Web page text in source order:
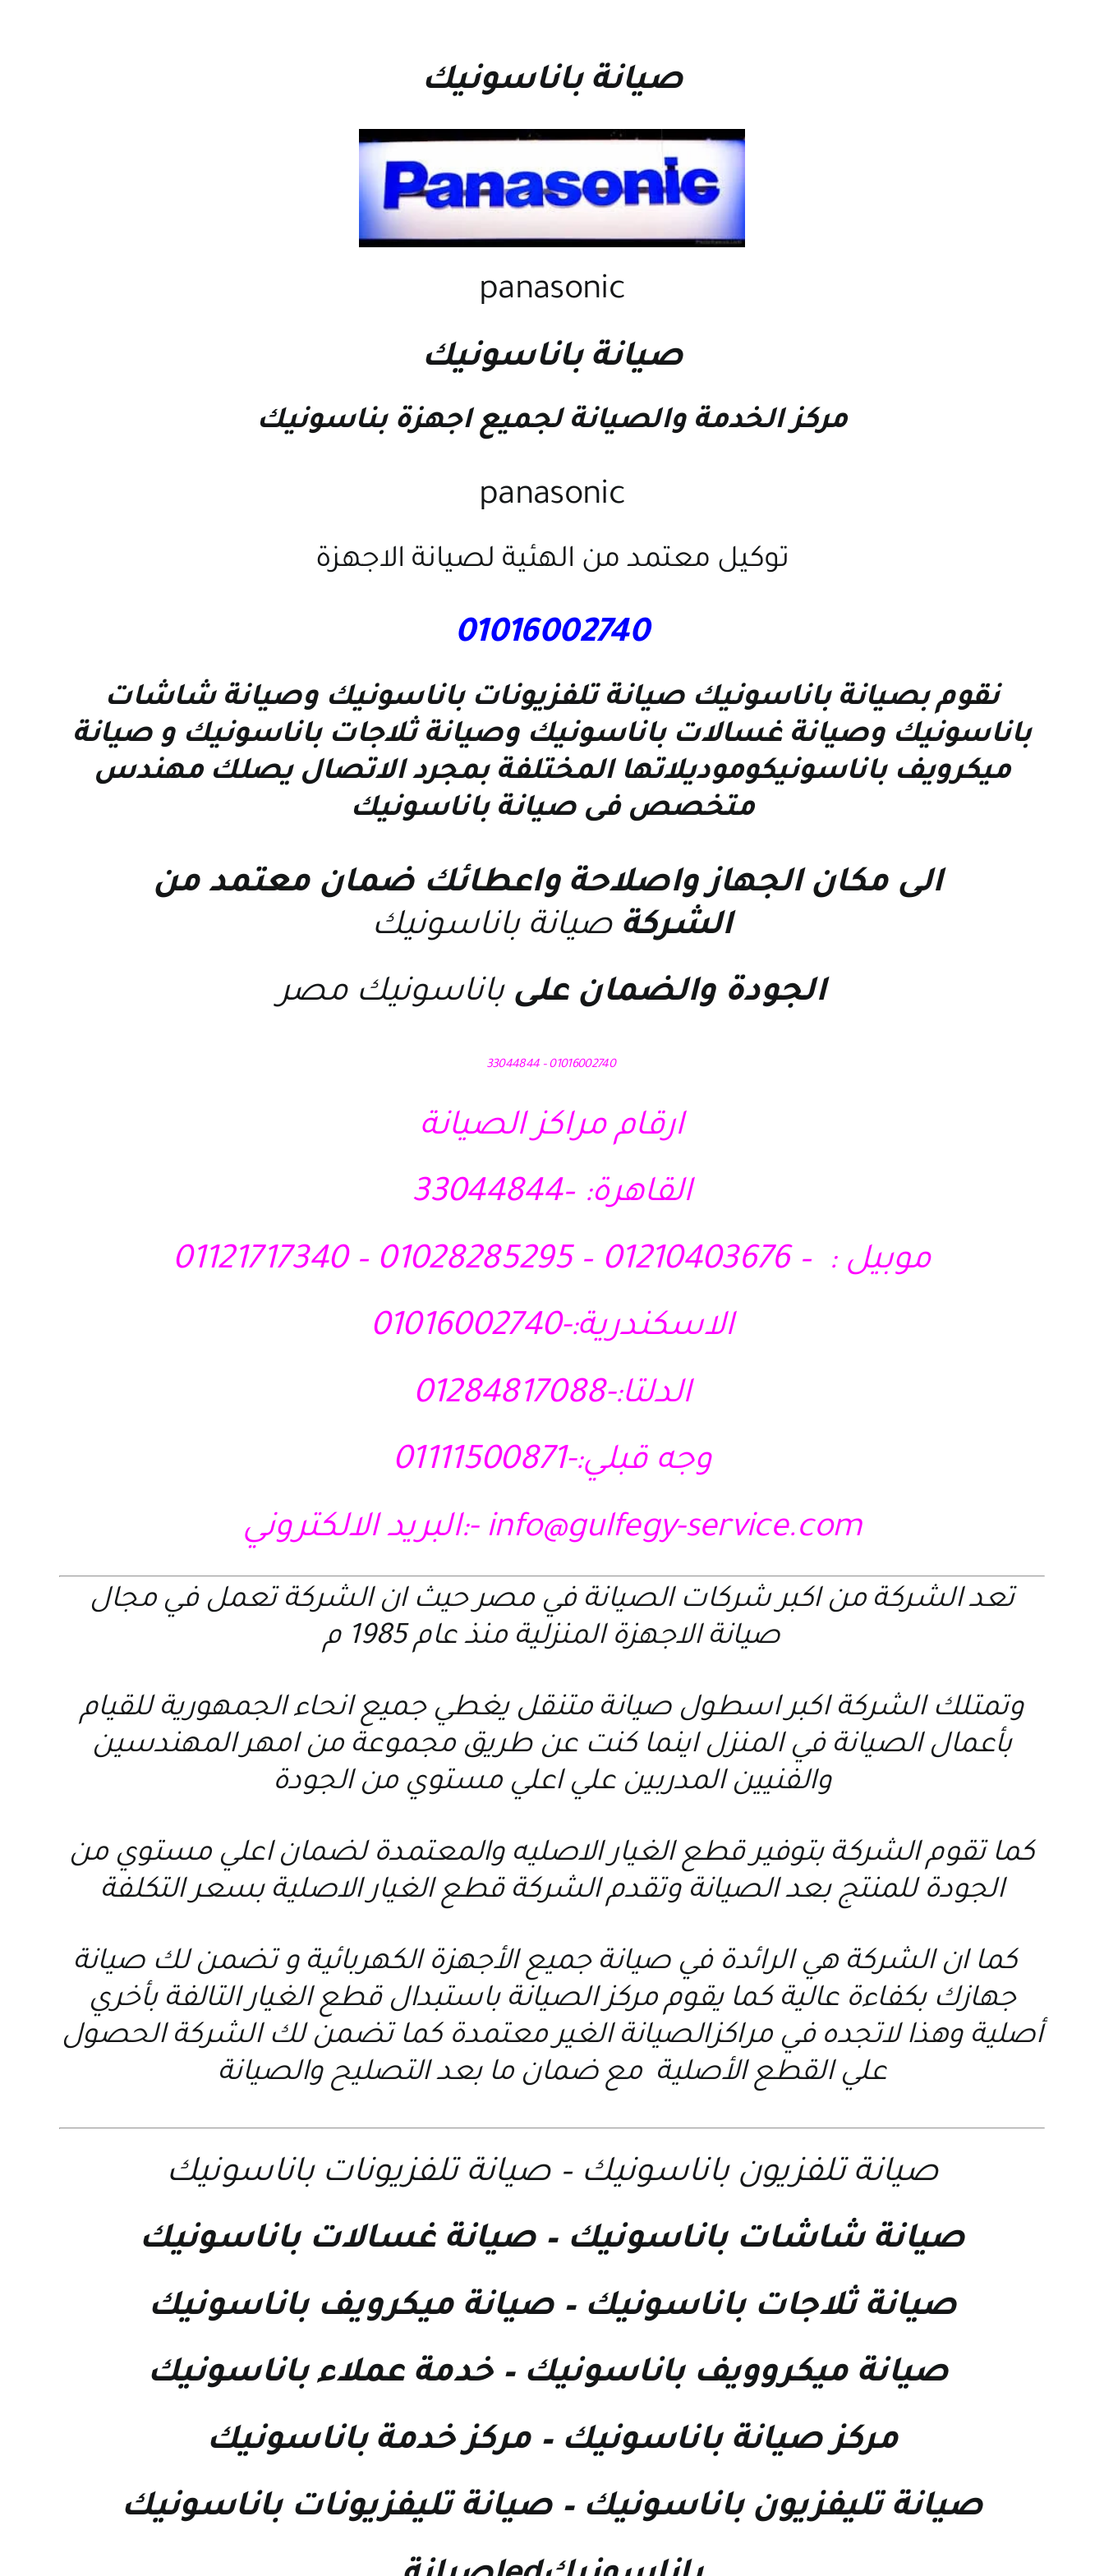
صيانة باناسونيك
panasonic
صيانة باناسونيك
مركز الخدمة والصيانة لجميع اجهزة بناسونيك
panasonic
توكيل معتمد من الهئية لصيانة الاجهزة
01016002740
نقوم بصيانة باناسونيكصيانة تلفزيونات باناسونيك وصيانة شاشات
باناسونيك وصيانة غسالات باناسونيك وصيانة ثلاجات باناسونيك و صيانة
ميكرويف باناسونيكوموديلاتها المختلفة بمجرد الاتصال يصلك مهندس
متخصص فى صيانة باناسونيك
الى مكان الجهاز واصلاحة واعطائك ضمان معتمد من
الشركة صيانة باناسونيك
الجودة والضمان علىباناسونيك مصر
01016002740 – 33044844
ارقام مراكز الصيانة
القاهرة: –33044844
موبيل : – 01210403676 – 01028285295 – 01121717340
الاسكندرية:-01016002740
الدلتا:-01284817088
وجه قبلي:-01111500871
info@gulfegy-service.com -:البريد الالكتروني
تعد الشركة من اكبر شركات الصيانة في مصر حيث ان الشركة تعمل في مجال
صيانة الاجهزة المنزلية منذ عام 1985 م
وتمتلك الشركة اكبر اسطول صيانة متنقل يغطي جميع انحاء الجمهورية للقيام
بأعمال الصيانة في المنزل اينما كنت عن طريق مجموعة من امهر المهندسين
والفنيين المدربين علي اعلي مستوي من الجودة
كما تقوم الشركة بتوفير قطع الغيار الاصليه والمعتمدة لضمان اعلي مستوي من
الجودة للمنتج بعد الصيانة وتقدم الشركة قطع الغيار الاصلية بسعر التكلفة
كما ان الشركة هي الرائدة في صيانة جميع الأجهزة الكهربائية و تضمن لك صيانة
جهازك بكفاءة عالية كما يقوم مركز الصيانة باستبدال قطع الغيار التالفة بأخري
أصلية وهذا لاتجده في مراكزالصيانة الغير معتمدة كما تضمن لك الشركة الحصول
علي القطع الأصلية مع ضمان ما بعد التصليح والصيانة
صيانة تلفزيون باناسونيك – صيانة تلفزيونات باناسونيك
صيانة شاشات باناسونيك –صيانة غسالات باناسونيك
صيانة ثلاجات باناسونيك –صيانة ميكرويف باناسونيك
صيانة ميكروويف باناسونيك –خدمة عملاء باناسونيك
مركز صيانة باناسونيك –مركز خدمة باناسونيك
صيانة تليفزيون باناسونيك –صيانة تليفزيونات باناسونيك